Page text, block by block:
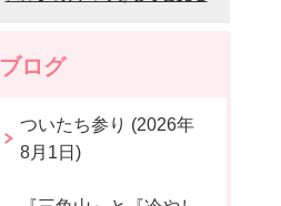
ブログ
ついたち参り (2026年
8月1日)